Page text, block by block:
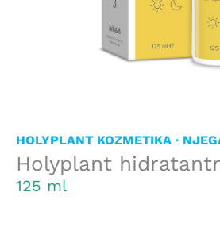
HOLYPLANT KOZMETIKA ·
Holyplant
125 ml